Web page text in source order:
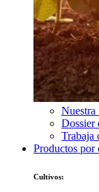
Nuestra
Dossier
Trabaja
Productos por
Cultivos: